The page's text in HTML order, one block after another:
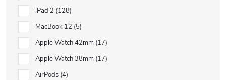
iPad 2 128
MacBook 12 5
Apple Watch 42mm 17
Apple Watch 38mm 17
AirPods 4